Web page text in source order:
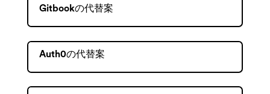
Gitbookの代替案
Auth0の代替案